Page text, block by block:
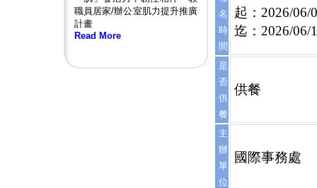
職員居家/辦公室肌力提升推廣
計畫
Read More
名
時
間
起：2026/06/
迄：2026/06/
是
否
供
餐
供餐
主
辦
單
位
國際事務處